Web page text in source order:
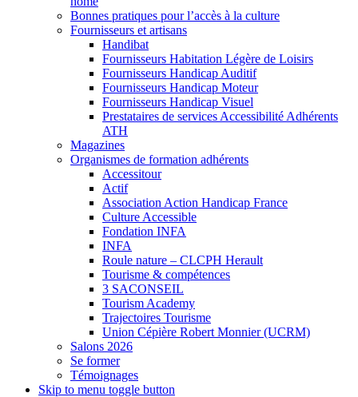
Bonnes pratiques pour l’accès à la culture
Fournisseurs et artisans
Handibat
Fournisseurs Habitation Légère de Loisirs
Fournisseurs Handicap Auditif
Fournisseurs Handicap Moteur
Fournisseurs Handicap Visuel
Prestataires de services Accessibilité Adhérents
ATH
Magazines
Organismes de formation adhérents
Accessitour
Actif
Association Action Handicap France
Culture Accessible
Fondation INFA
INFA
Roule nature – CLCPH Herault
Tourisme & compétences
3 SACONSEIL
Tourism Academy
Trajectoires Tourisme
Union Cépière Robert Monnier (UCRM)
Salons 2026
Se former
Témoignages
Skip to menu toggle button